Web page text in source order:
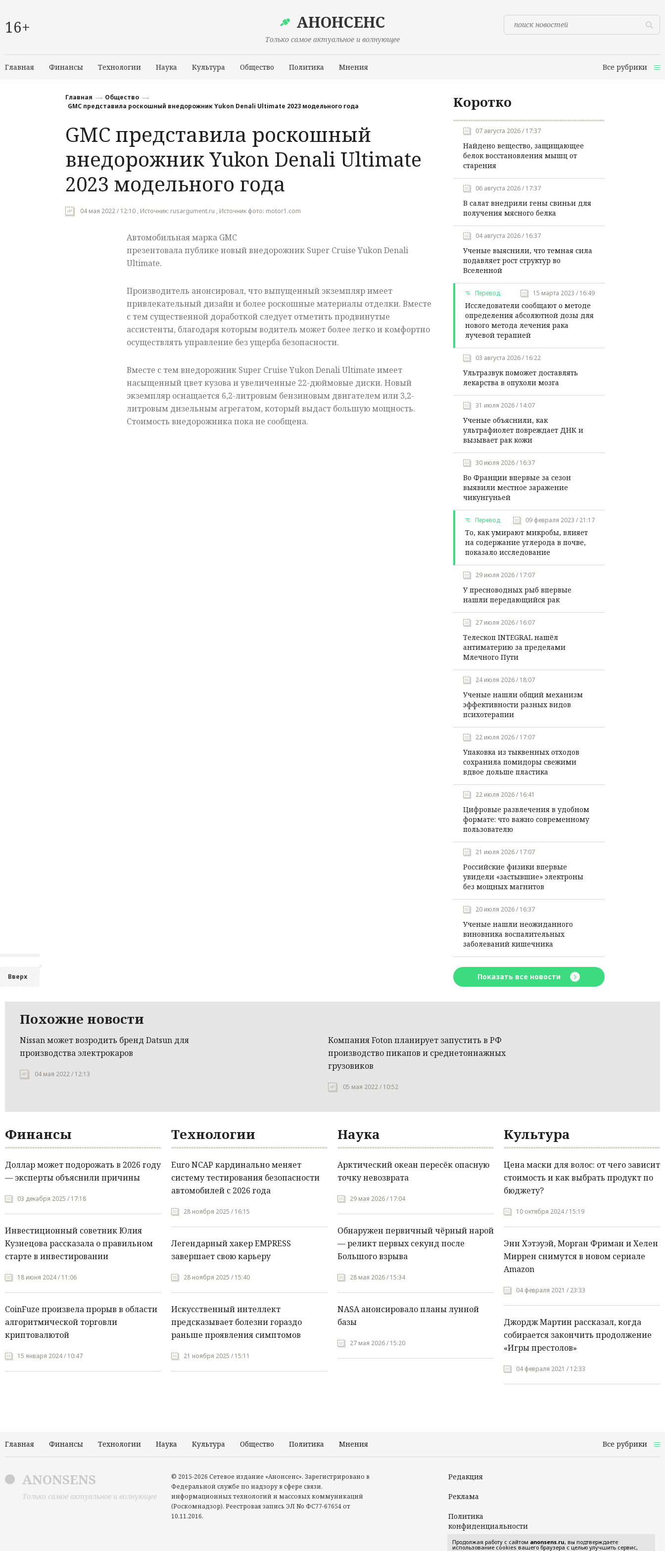
16+ АНОНСЕНС
Только самое актуальное и волнующее
Главная Финансы Технологии Наука Культура Общество Политика Мнения Все рубрики
Вверх
Главная
Общество
GMC представила роскошный внедорожник Yukon Denali Ultimate 2023 модельного года
GMC представила роскошный
внедорожник Yukon Denali Ultimate
2023 модельного года
04 мая 2022 / 12:10 , Источник: rusargument.ru , Источник фото: motor1.com
Автомобильная марка GMC
презентовала публике новый внедорожник Super Cruise Yukon Denali
Ultimate.
Производитель анонсировал, что выпущенный экземпляр имеет
привлекательный дизайн и более роскошные материалы отделки. Вместе
с тем существенной доработкой следует отметить продвинутые
ассистенты, благодаря которым водитель может более легко и комфортно
осуществлять управление без ущерба безопасности.
Вместе с тем внедорожник Super Cruise Yukon Denali Ultimate имеет
насыщенный цвет кузова и увеличенные 22-дюймовые диски. Новый
экземпляр оснащается 6,2-литровым бензиновым двигателем или 3,2-
литровым дизельным агрегатом, который выдаст большую мощность.
Стоимость внедорожника пока не сообщена.
Коротко
07 августа 2026 / 17:37
Найдено вещество, защищающее
белок восстановления мышц от
старения
06 августа 2026 / 17:37
В салат внедрили гены свиньи для
получения мясного белка
04 августа 2026 / 16:37
Ученые выяснили, что темная сила
подавляет рост структур во
Вселенной
Перевод 15 марта 2023 / 16:49
Исследователи сообщают о методе
определения абсолютной дозы для
нового метода лечения рака
лучевой терапией
03 августа 2026 / 16:22
Ультразвук поможет доставлять
лекарства в опухоли мозга
31 июля 2026 / 14:07
Ученые объяснили, как
ультрафиолет повреждает ДНК и
вызывает рак кожи
30 июля 2026 / 16:37
Во Франции впервые за сезон
выявили местное заражение
чикунгуньей
Перевод 09 февраля 2023 / 21:17
То, как умирают микробы, влияет
на содержание углерода в почве,
показало исследование
29 июля 2026 / 17:07
У пресноводных рыб впервые
нашли передающийся рак
27 июля 2026 / 16:07
Телескоп INTEGRAL нашёл
антиматерию за пределами
Млечного Пути
24 июля 2026 / 18:07
Ученые нашли общий механизм
эффективности разных видов
психотерапии
22 июля 2026 / 17:07
Упаковка из тыквенных отходов
сохранила помидоры свежими
вдвое дольше пластика
22 июля 2026 / 16:41
Цифровые развлечения в удобном
формате: что важно современному
пользователю
21 июля 2026 / 17:07
Российские физики впервые
увидели «застывшие» электроны
без мощных магнитов
20 июля 2026 / 16:37
Ученые нашли неожиданного
виновника воспалительных
заболеваний кишечника
Показать все новости
Похожие новости
Nissan может возродить бренд Datsun для
производства электрокаров
04 мая 2022 / 12:13
Компания Foton планирует запустить в РФ
производство пикапов и среднетоннажных
грузовиков
05 мая 2022 / 10:52
Финансы
Доллар может подорожать в 2026 году
— эксперты объяснили причины
03 декабря 2025 / 17:18
Инвестиционный советник Юлия
Кузнецова рассказала о правильном
старте в инвестировании
18 июня 2024 / 11:06
CoinFuze произвела прорыв в области
алгоритмической торговли
криптовалютой
15 января 2024 / 10:47
Технологии
Euro NCAP кардинально меняет
систему тестирования безопасности
автомобилей с 2026 года
28 ноября 2025 / 16:15
Легендарный хакер EMPRESS
завершает свою карьеру
28 ноября 2025 / 15:40
Искусственный интеллект
предсказывает болезни гораздо
раньше проявления симптомов
21 ноября 2025 / 15:11
Наука
Арктический океан пересёк опасную
точку невозврата
29 мая 2026 / 17:04
Обнаружен первичный чёрный нарой
— реликт первых секунд после
Большого взрыва
28 мая 2026 / 15:34
NASA анонсировало планы лунной
базы
27 мая 2026 / 15:20
Культура
Цена маски для волос: от чего зависит
стоимость и как выбрать продукт по
бюджету?
10 октября 2024 / 15:19
Энн Хэтэуэй, Морган Фриман и Хелен
Миррен снимутся в новом сериале
Amazon
04 февраля 2021 / 23:33
Джордж Мартин рассказал, когда
собирается закончить продолжение
«Игры престолов»
04 февраля 2021 / 12:33
Главная Финансы Технологии Наука Культура Общество Политика Мнения Все рубрики
ANONSENS
Только самое актуальное и волнующее
© 2015-2026 Сетевое издание «Анонсенс». Зарегистрировано в
Федеральной службе по надзору в сфере связи,
информационных технологий и массовых коммуникаций
(Роскомнадзор). Реестровая запись ЭЛ No ФС77-67654 от
10.11.2016.
Редакция
Реклама
Политика
конфиденциальности
Пользовательское
Продолжая работу с сайтом anonsens.ru, вы подтверждаете
использование cookies вашего браузера с целью улучшить сервис,